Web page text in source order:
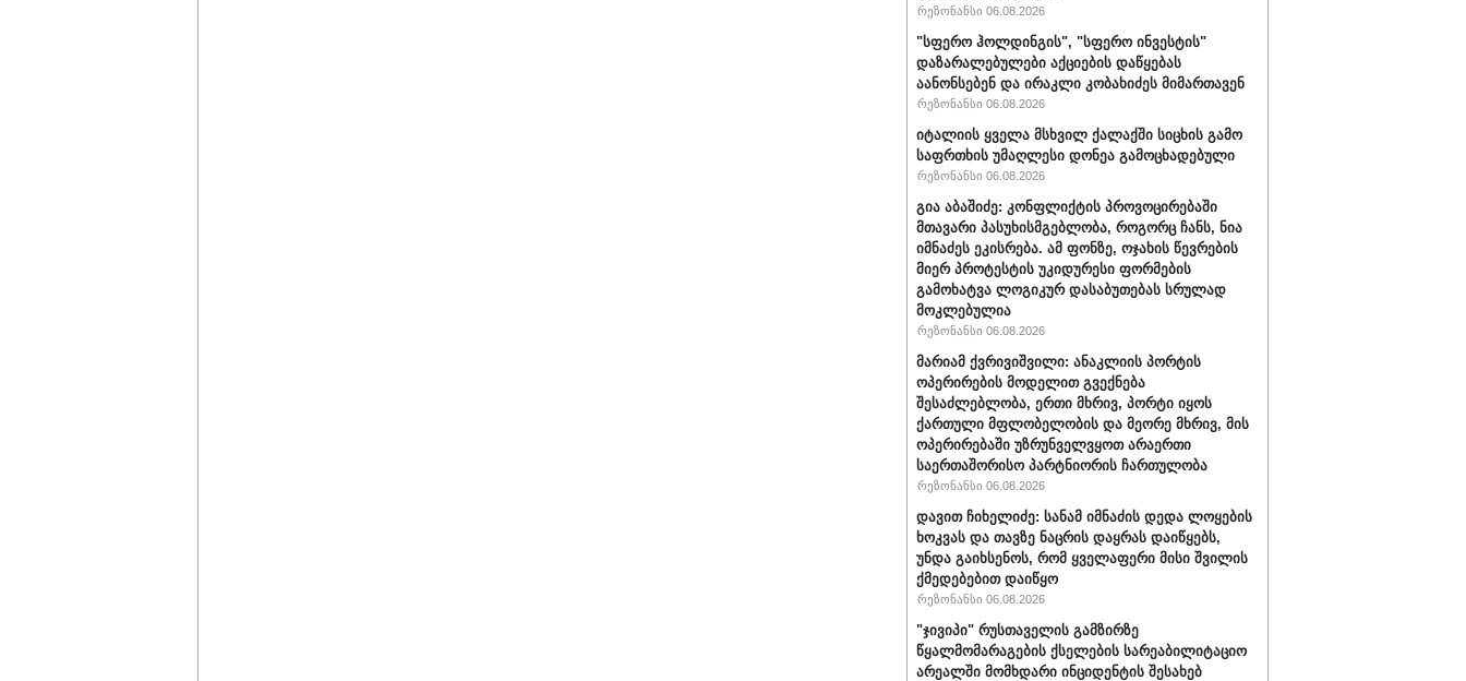
რეზონანსი 06.08.2026
"სფერო ჰოლდინგის", "სფერო ინვესტის"
დაზარალებულები აქციების დაწყებას
აანონსებენ და ირაკლი კობახიძეს მიმართავენ
რეზონანსი 06.08.2026
იტალიის ყველა მსხვილ ქალაქში სიცხის გამო
საფრთხის უმაღლესი დონეა გამოცხადებული
რეზონანსი 06.08.2026
გია აბაშიძე: კონფლიქტის პროვოცირებაში
მთავარი პასუხისმგებლობა, როგორც ჩანს, ნია
იმნაძეს ეკისრება. ამ ფონზე, ოჯახის წევრების
მიერ პროტესტის უკიდურესი ფორმების
გამოხატვა ლოგიკურ დასაბუთებას სრულად
მოკლებულია
რეზონანსი 06.08.2026
მარიამ ქვრივიშვილი: ანაკლიის პორტის
ოპერირების მოდელით გვექნება
შესაძლებლობა, ერთი მხრივ, პორტი იყოს
ქართული მფლობელობის და მეორე მხრივ, მის
ოპერირებაში უზრუნველვყოთ არაერთი
საერთაშორისო პარტნიორის ჩართულობა
რეზონანსი 06.08.2026
დავით ჩიხელიძე: სანამ იმნაძის დედა ლოყების
ხოკვას და თავზე ნაცრის დაყრას დაიწყებს,
უნდა გაიხსენოს, რომ ყველაფერი მისი შვილის
ქმედებებით დაიწყო
რეზონანსი 06.08.2026
"ჯივიპი" რუსთაველის გამზირზე
წყალმომარაგების ქსელების სარეაბილიტაციო
არეალში მომხდარი ინციდენტის შესახებ